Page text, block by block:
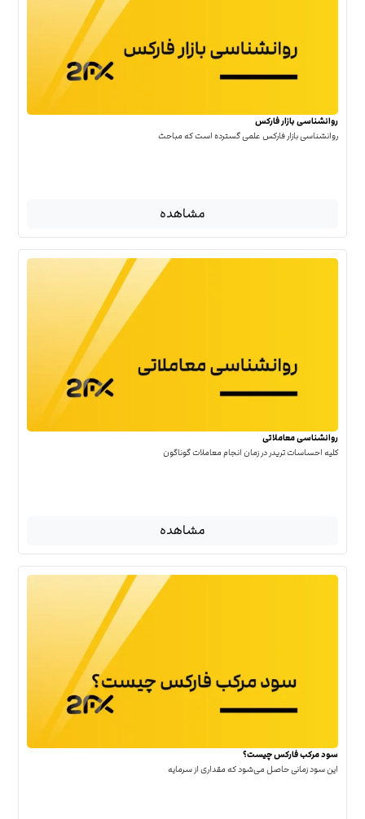
روانشناسی بازار فارکس
روانشناسی بازار فارکس علمی گسترده است که مباحث
مشاهده
روانشناسی معاملاتی
کلیه احساسات تریدر در زمان انجام معاملات گوناگون
مشاهده
سود مرکب فارکس چیست؟
این سود زمانی حاصل می‌شود که مقداری از سرمایه